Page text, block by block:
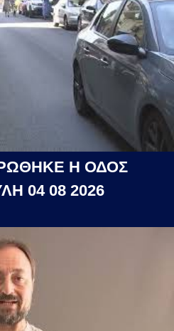
Η ΟΔΟΣ
04 08 2026